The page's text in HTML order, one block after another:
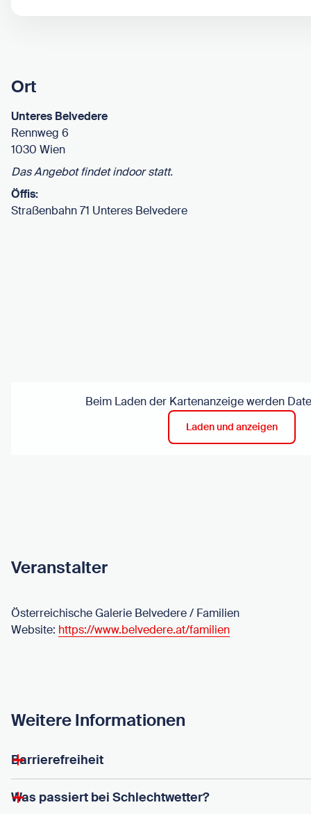
Ort
Unteres Belvedere
Rennweg 6
1030 Wien
Das Angebot findet indoor statt.
Öffis:
Straßenbahn 71 Unteres Belvedere
Beim Laden der Kartenanzeige werden
Laden und anzeigen
Veranstalter
Österreichische Galerie Belvedere / Familien
Website: https://www.belvedere.at/familien
Weitere Informationen
Barrierefreiheit
Was passiert bei Schlechtwetter?